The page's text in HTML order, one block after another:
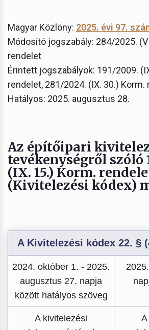
Magyar Közlöny: 2025. évi 97.
Módosító jogszabály: 284/2025.
rendelet
Érintett jogszabályok: 191/2009.
rendelet, 281/2024. (IX. 30.) Korm.
Hatályos: 2025. augusztus 28.
Az építőipari
tevékenységről szóló
(IX. 15.) Korm.
(Kivitelezési kódex)
A Kivitelezési kódex 22. §
2024. október 1. - 2025.
augusztus 27. napja
között hatályos szöveg
A kivitelezési